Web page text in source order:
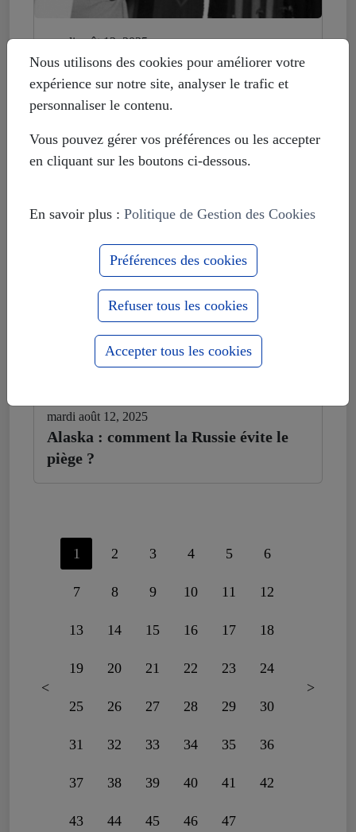
mardi août 12, 2025
Histoire déformée : les Européistes
veulent fonder leur unité sur la
russophobie
mardi août 12, 2025
Alaska : comment la Russie évite le
piège ?
<
1 2 3 4 5 6
7 8 9 10 11 12
13 14 15 16 17 18
19 20 21 22 23 24
25 26 27 28 29 30
31 32 33 34 35 36
37 38 39 40 41 42
43 44 45 46 47
>
Nous utilisons des cookies pour améliorer votre
expérience sur notre site, analyser le trafic et
personnaliser le contenu.
Vous pouvez gérer vos préférences ou les accepter
en cliquant sur les boutons ci-dessous.
En savoir plus : Politique de Gestion des Cookies
Préférences des cookies
Refuser tous les cookies
Accepter tous les cookies